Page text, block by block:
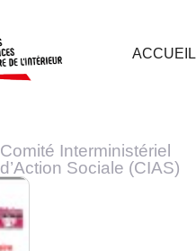
ACCUEIL
Comité Interministériel
d’Action Sociale (CIAS)